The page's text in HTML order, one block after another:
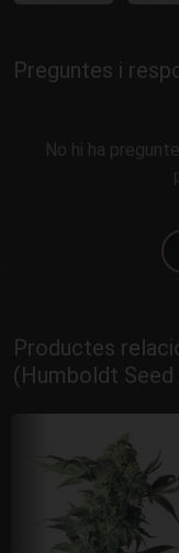
Preguntes i
No hi ha
Productes
(Humboldt Seed